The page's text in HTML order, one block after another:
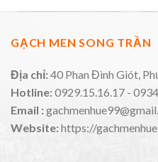
GẠCH MEN SONG TRẦN
Địa chỉ:40 Phan Đình Giót,
Hotline:0929.15.16.17 -
Email :
Website:https://